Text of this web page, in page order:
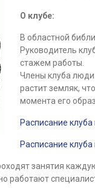
О клубе:
В областной
Руководитель
стажем работы.
Члены клуба люди
растит земляк,
момента его
Расписание
Расписание клуба
занятия
работают